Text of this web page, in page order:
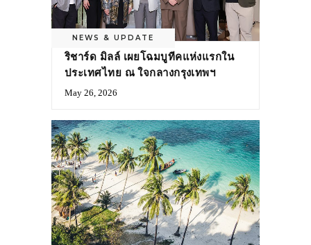
NEWS & UPDATE
ริชาร์ด มิลล์ เผยโฉมบูทีคแห่งแรกใน
ประเทศไทย ณ ใจกลางกรุงเทพฯ
May 26, 2026